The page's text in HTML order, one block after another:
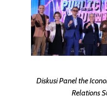
Diskusi Panel the
Relations